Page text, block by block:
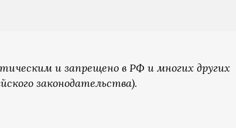
и запрещено в РФ и многих других
законодательства).